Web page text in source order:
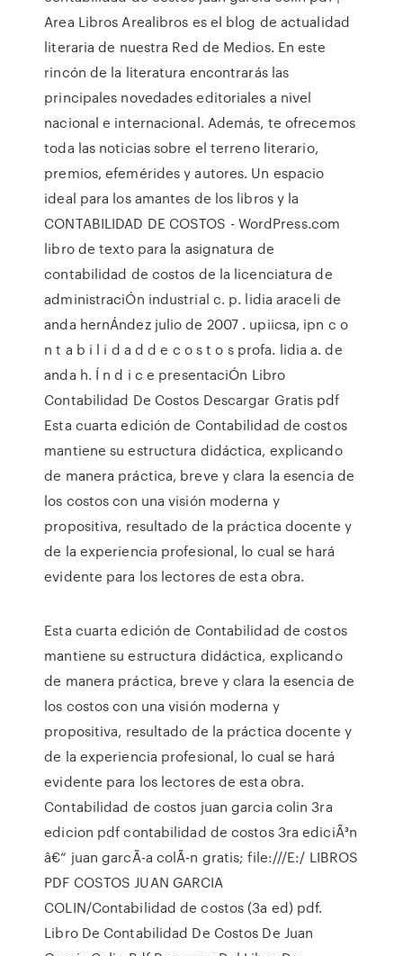
Area Libros Arealibros es el blog de actualidad
literaria de nuestra Red de Medios. En este
rincón de la literatura encontrarás las
principales novedades editoriales a nivel
nacional e internacional. Además, te ofrecemos
toda las noticias sobre el terreno literario,
premios, efemérides y autores. Un espacio
ideal para los amantes de los libros y la
CONTABILIDAD DE COSTOS - WordPress.com
libro de texto para la asignatura de
contabilidad de costos de la licenciatura de
administraciÓn industrial c. p. lidia araceli de
anda hernÁndez julio de 2007 . upiicsa, ipn c o
n t a b i l i d a d d e c o s t o s profa. lidia a. de
anda h. Í n d i c e presentaciÓn Libro
Contabilidad De Costos Descargar Gratis pdf
Esta cuarta edición de Contabilidad de costos
mantiene su estructura didáctica, explicando
de manera práctica, breve y clara la esencia de
los costos con una visión moderna y
propositiva, resultado de la práctica docente y
de la experiencia profesional, lo cual se hará
evidente para los lectores de esta obra.
Esta cuarta edición de Contabilidad de costos
mantiene su estructura didáctica, explicando
de manera práctica, breve y clara la esencia de
los costos con una visión moderna y
propositiva, resultado de la práctica docente y
de la experiencia profesional, lo cual se hará
evidente para los lectores de esta obra.
Contabilidad de costos juan garcia colin 3ra
edicion pdf contabilidad de costos 3ra ediciÃ³n
â€“ juan garcÃ-a colÃ-n gratis; file:///E:/ LIBROS
PDF COSTOS JUAN GARCIA
COLIN/Contabilidad de costos (3a ed) pdf.
Libro De Contabilidad De Costos De Juan